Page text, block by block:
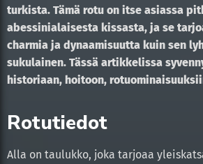
turkista. Tämä rotu on itse asiassa
abessinialaisesta kissasta, ja se
charmia ja dynaamisuutta kuin sen
sukulainen. Tässä artikkelissa
historiaan, hoitoon,
Rotutiedot
Alla on taulukko, joka tarjoaa